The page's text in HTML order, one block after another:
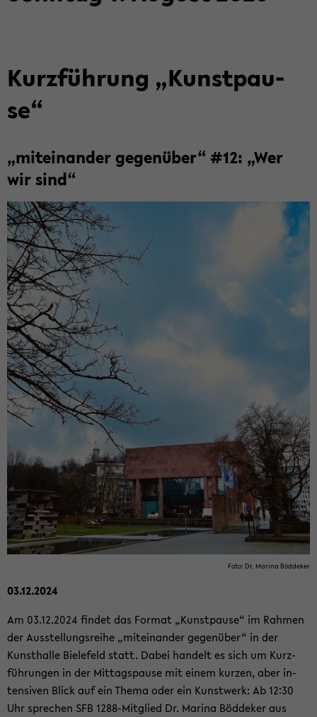
Kurz­füh­rung „Kunst­pau­
se“
„mit­ein­an­der ge­gen­über“ #12: „Wer
wir sind“
Foto: Dr. Ma­ri­na Böd­de­ker
03.12.2024
Am 03.12.2024 fin­det das For­mat „Kunst­pau­se“ im Rah­men
der Aus­stel­lungs­rei­he „mit­ein­an­der ge­gen­über“ in der
Kunst­hal­le Bie­le­feld statt. Dabei han­delt es sich um Kurz­
füh­run­gen in der Mit­tags­pau­se mit einem kur­zen, aber in­
ten­si­ven Blick auf ein Thema oder ein Kunst­werk: Ab 12:30
Uhr spre­chen SFB 1288-​Mitglied Dr. Ma­ri­na Böd­de­ker aus